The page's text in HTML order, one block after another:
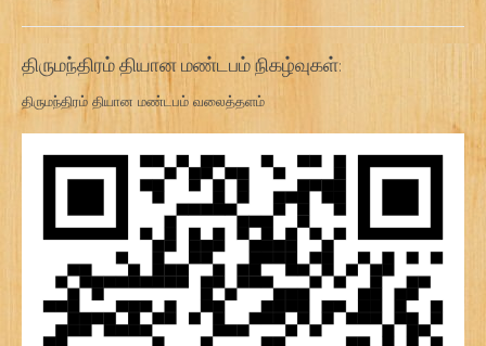
திருமந்திரம் தியான மண்டபம் நிகழ்வுகள்:
திருமந்திரம் தியான மண்டபம் வலைத்தளம்